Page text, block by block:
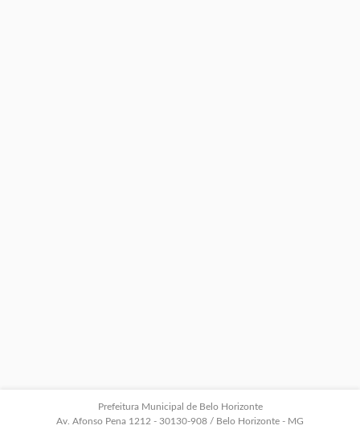
Prefeitura Municipal de Belo Horizonte
Av. Afonso Pena 1212 - 30130-908 / Belo Horizonte - MG